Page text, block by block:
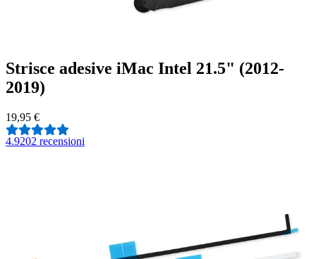
Strisce adesive iMac Intel 21.5" (2012-
2019)
19,95 €
4.9202 recensioni